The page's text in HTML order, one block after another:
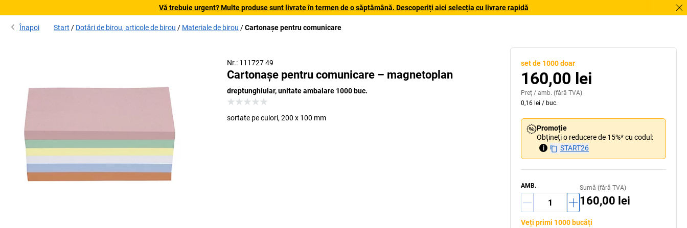
Vă trebuie urgent? Multe produse sunt livrate în termen de o săptămână. Descoperiți aici selecția cu livrare rapidă
Înapoi Start Dotări de birou, articole de birou Materiale de birou Cartonașe pentru comunicare
Nr.: 111727 49
Cartonașe pentru comunicare – magnetoplan
dreptunghiular, unitate ambalare 1000 buc.
sortate pe culori, 200 x 100 mm
set de 1000 doar
160,00 lei
Preț / amb. (fără TVA)
0,16 lei / buc.
Promoție
Obțineți o reducere de 15%* cu codul:
i
START26
AMB. Sumă (fără TVA)
160,00 lei
Veți primi 1000 bucăți